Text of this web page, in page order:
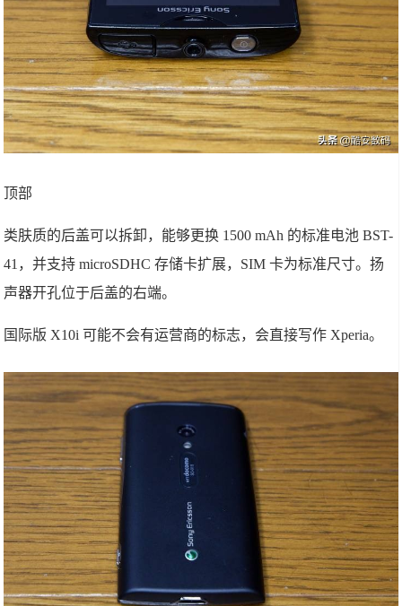
顶部
类肤质的后盖可以拆卸，能够更换 1500 mAh 的标准电池 BST-
41，并支持 microSDHC 存储卡扩展，SIM 卡为标准尺寸。扬
声器开孔位于后盖的右端。
国际版 X10i 可能不会有运营商的标志，会直接写作 Xperia。